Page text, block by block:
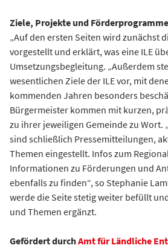
Ziele, Projekte und Förderprogramme
„Auf den ersten Seiten wird zunächst
vorgestellt und erklärt, was eine ILE
Umsetzungsbegleitung. „Außerdem
wesentlichen Ziele der ILE vor, mit
kommenden Jahren besonders
Bürgermeister kommen mit kurzen,
zu ihrer jeweiligen Gemeinde zu Wort.
sind schließlich Pressemitteilungen,
Themen eingestellt. Infos zum
Informationen zu Förderungen und
ebenfalls zu finden“, so Stephanie
werde die Seite stetig weiter befüllt
und Themen ergänzt.
Gefördert durchAmt für Ländliche